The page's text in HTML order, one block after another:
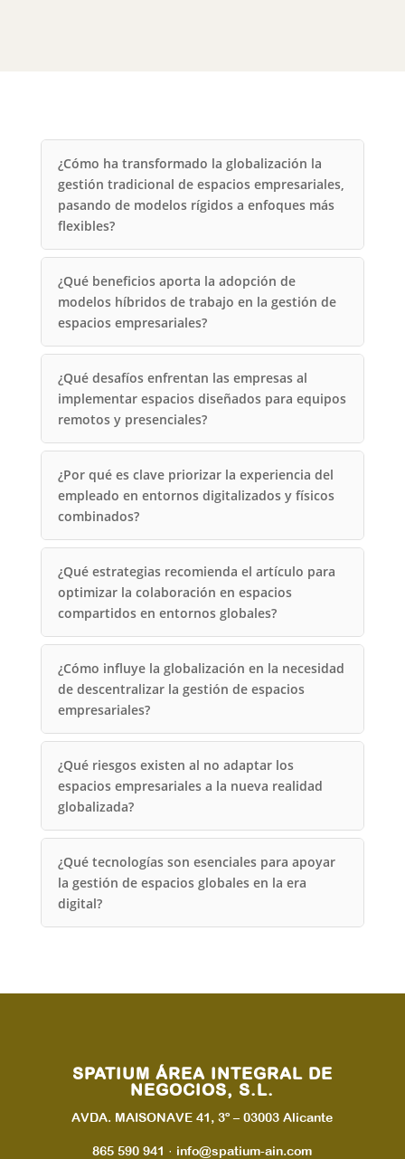
¿Cómo ha transformado la globalización la
gestión tradicional de espacios empresariales,
pasando de modelos rígidos a enfoques más
flexibles?
¿Qué beneficios aporta la adopción de
modelos híbridos de trabajo en la gestión de
espacios empresariales?
¿Qué desafíos enfrentan las empresas al
implementar espacios diseñados para equipos
remotos y presenciales?
¿Por qué es clave priorizar la experiencia del
empleado en entornos digitalizados y físicos
combinados?
¿Qué estrategias recomienda el artículo para
optimizar la colaboración en espacios
compartidos en entornos globales?
¿Cómo influye la globalización en la necesidad
de descentralizar la gestión de espacios
empresariales?
¿Qué riesgos existen al no adaptar los
espacios empresariales a la nueva realidad
globalizada?
¿Qué tecnologías son esenciales para apoyar
la gestión de espacios globales en la era
digital?
SPATIUM ÁREA INTEGRAL DE
NEGOCIOS, S.L.
AVDA. MAISONAVE 41, 3º – 03003 Alicante
865 590 941 · info@spatium-ain.com